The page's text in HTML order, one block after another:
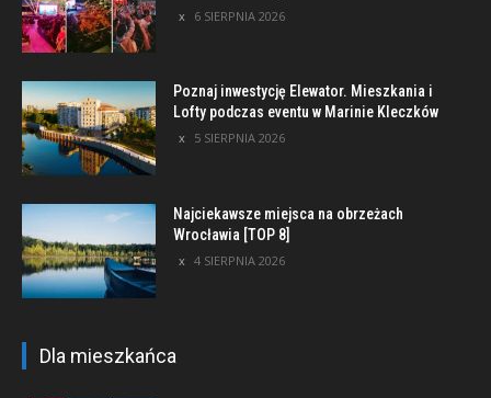
6 SIERPNIA 2026
Poznaj inwestycję Elewator. Mieszkania i
Lofty podczas eventu w Marinie Kleczków
5 SIERPNIA 2026
Najciekawsze miejsca na obrzeżach
Wrocławia [TOP 8]
4 SIERPNIA 2026
Dla mieszkańca